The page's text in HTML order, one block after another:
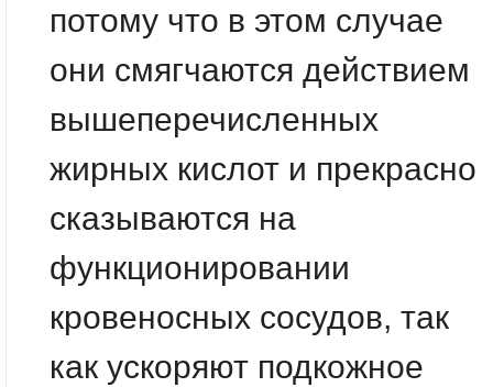
потому что в этом случае
они смягчаются действием
вышеперечисленных
жирных кислот и прекрасно
сказываются на
функционировании
кровеносных сосудов, так
как ускоряют подкожное